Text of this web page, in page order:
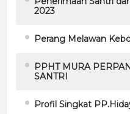
2023
Perang Melawan
PPHT MURA
SANTRI
Profil Singkat